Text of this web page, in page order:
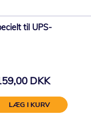
til UPS-
DKK
LÆG I KURV